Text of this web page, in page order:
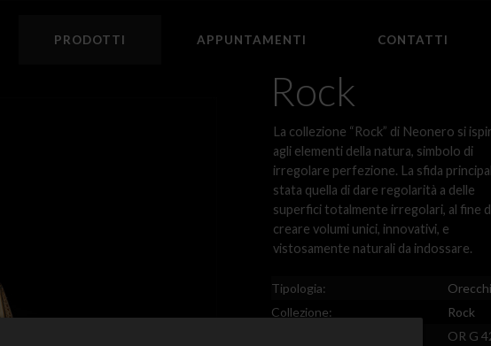
PRODOTTI APPUNTAMENTI CONTATTI
Rock
La collezione “Rock” di Neonero si
agli elementi della natura, simbolo di
irregolare perfezione. La sfida
stata quella di dare regolarità a delle
superfici totalmente irregolari, al fine
creare volumi unici, innovativi, e
vistosamente naturali da indossare.
Tipologia:
Collezione:
Rock
OR G